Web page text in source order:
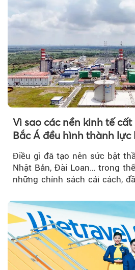
Vì sao các nền kinh tế
Bắc Á đều hình thành
Điều gì đã tạo nên sức bật
Nhật Bản, Đài Loan… trong
những chính sách cải cách,